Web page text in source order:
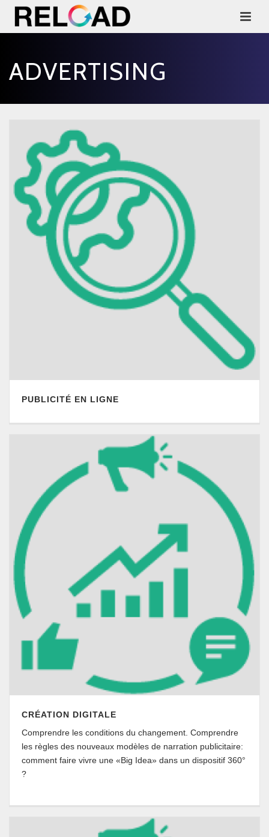
ADVERTISING
PUBLICITÉ EN LIGNE
CRÉATION DIGITALE
Comprendre les conditions du changement. Comprendre
les règles des nouveaux modèles de narration publicitaire:
comment faire vivre une «Big Idea» dans un dispositif 360°
?